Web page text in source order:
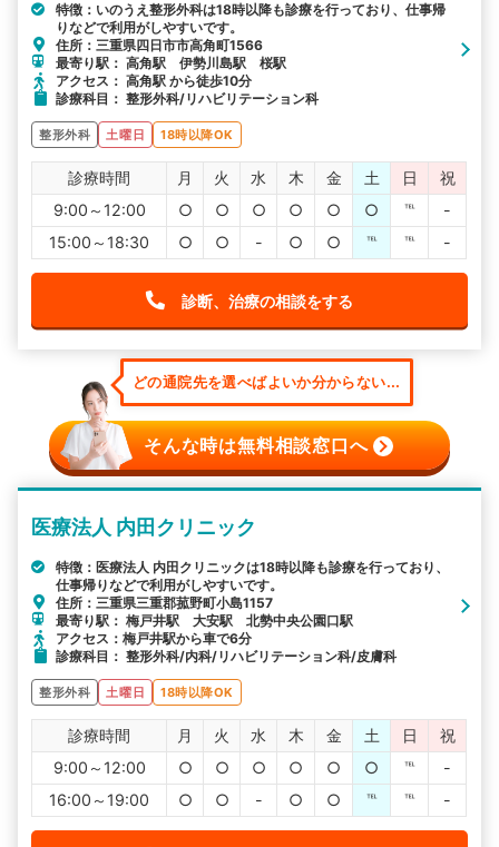
特徴：いのうえ整形外科は18時以降も診療を行っており、仕事帰
りなどで利用がしやすいです。
住所：三重県四日市市高角町1566
最寄り駅： 高角駅 伊勢川島駅 桜駅
アクセス： 高角駅 から徒歩10分
診療科目： 整形外科/リハビリテーション科
整形外科 土曜日 18時以降OK
診療時間 月 火 水 木 金 土 日
祝
9:00～12:00
○ ○ ○ ○ ○ ○ ℡
-
15:00～18:30
○ ○ - ○ ○ ℡ ℡ -
診断、治療の相談をする
どの通院先を選べばよいか分からない...
そんな時は無料相談窓口へ
医療法人 内田クリニック
特徴：医療法人 内田クリニックは18時以降も診療を行っており、
仕事帰りなどで利用がしやすいです。
住所：三重県三重郡菰野町小島1157
最寄り駅： 梅戸井駅 大安駅 北勢中央公園口駅
アクセス：梅戸井駅から車で6分
診療科目： 整形外科/内科/リハビリテーション科/皮膚科
整形外科 土曜日 18時以降OK
診療時間 月 火 水 木 金 土 日
祝
9:00～12:00
○ ○ ○ ○ ○ ○ ℡
-
16:00～19:00
○ ○ - ○ ○ ℡ ℡ -